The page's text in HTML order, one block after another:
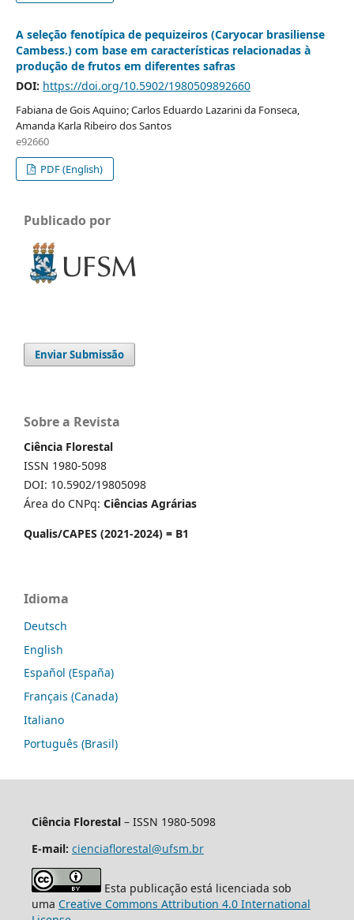
A seleção fenotípica de pequizeiros (Caryocar brasiliense
Cambess.) com base em características relacionadas à
produção de frutos em diferentes safras
DOI: https://doi.org/10.5902/1980509892660
Fabiana de Gois Aquino; Carlos Eduardo Lazarini da Fonseca,
Amanda Karla Ribeiro dos Santos
e92660
PDF (English)
Publicado por
Enviar Submissão
Sobre a Revista
Ciência Florestal
ISSN 1980-5098
DOI: 10.5902/19805098
Área do CNPq: Ciências Agrárias
Qualis/CAPES (2021-2024) = B1
Idioma
Deutsch
English
Español (España)
Français (Canada)
Italiano
Português (Brasil)
Ciência Florestal– ISSN 1980-5098
E-mail: cienciaflorestal@ufsm.br
Esta publicação está licenciada sob
uma Creative Commons Attribution 4.0 International